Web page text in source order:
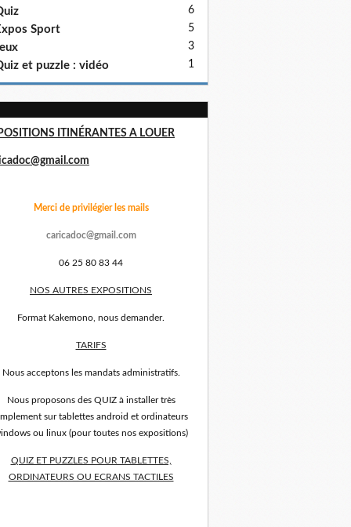
6
Sport 5
3
et puzzle : vidéo 1
ITINÉRANTES A LOUER
Merci de privilégier les mails
caricadoc@gmail.com
06 25 80 83 44
NOS AUTRES EXPOSITIONS
Format Kakemono, nous demander.
TARIFS
Nous acceptons les mandats administratifs.
Nous proposons des QUIZ à installer très
sur tablettes android et ordinateurs
ou linux (pour toutes nos expositions)
QUIZ ET PUZZLES POUR TABLETTES,
ORDINATEURS OU ECRANS TACTILES